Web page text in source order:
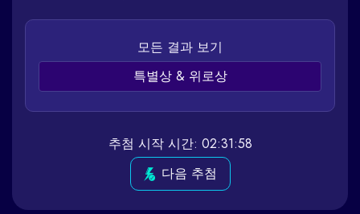
모든 결과 보기
특별상 & 위로상
추첨 시작 시간: 02:31:58
다음 추첨